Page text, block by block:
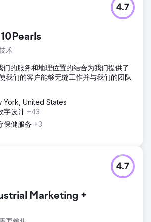
强劲的数字业务，业绩斐然。定制的
观的客户旅程、快速的加载速度和可靠的
在业务增长的同时保持体验的新鲜感。
因素，而是竞争优势。
前往营销公司页面
术
4.7
的服务和地理位置的结合为我们提供了
我们的客户能够无缝工作并与我们的团队
York, United States
字设计 +43
保健服务 +3
Marketing +
4.7